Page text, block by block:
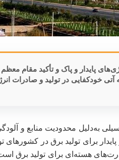
پایدار و پاک و تأکید مقام
آتی خودکفایی در تولید و صادرات
به‌دلیل محدودیت منابع و
برای تولید برق در کشورهای